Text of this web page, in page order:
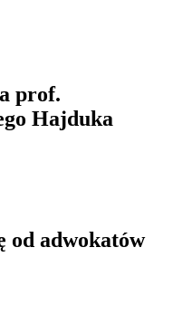
prof.
Hajduka
od adwokatów